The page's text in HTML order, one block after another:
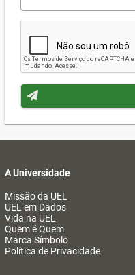
A Universidade
Missão da UEL
UEL em Dados
Vida na UEL
Quem é Quem
Marca Símbolo
Política de Privacidade